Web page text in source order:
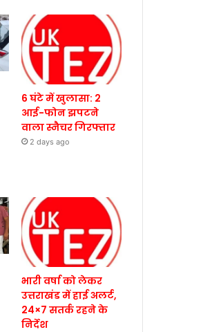
6 घंटे में खुलासा: 2
आई-फोन झपटने
वाला स्नैचर गिरफ्तार
2 days ago
भारी वर्षा को लेकर
उत्तराखंड में हाई अलर्ट,
24×7 सतर्क रहने के
निर्देश